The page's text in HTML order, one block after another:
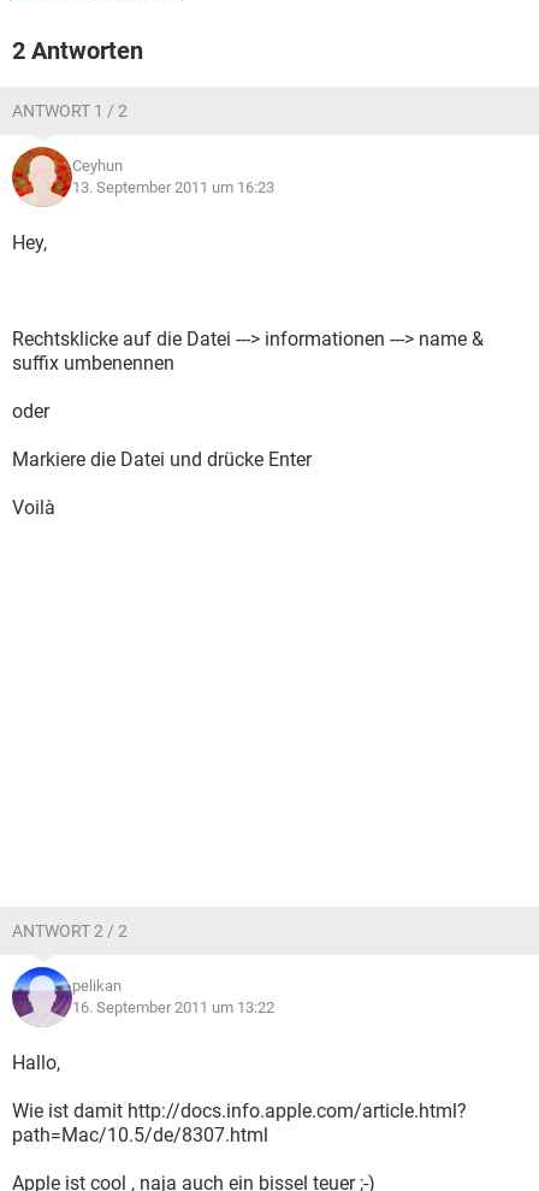
2 Antworten
ANTWORT 1 / 2
Ceyhun
13. September 2011 um 16:23
Hey,
Rechtsklicke auf die Datei ---> informationen ---> name &
suffix umbenennen
oder
Markiere die Datei und drücke Enter
Voilà
ANTWORT 2 / 2
pelikan
16. September 2011 um 13:22
Hallo,
Wie ist damit http://docs.info.apple.com/article.html?
path=Mac/10.5/de/8307.html
Apple ist cool , naja auch ein bissel teuer ;-)